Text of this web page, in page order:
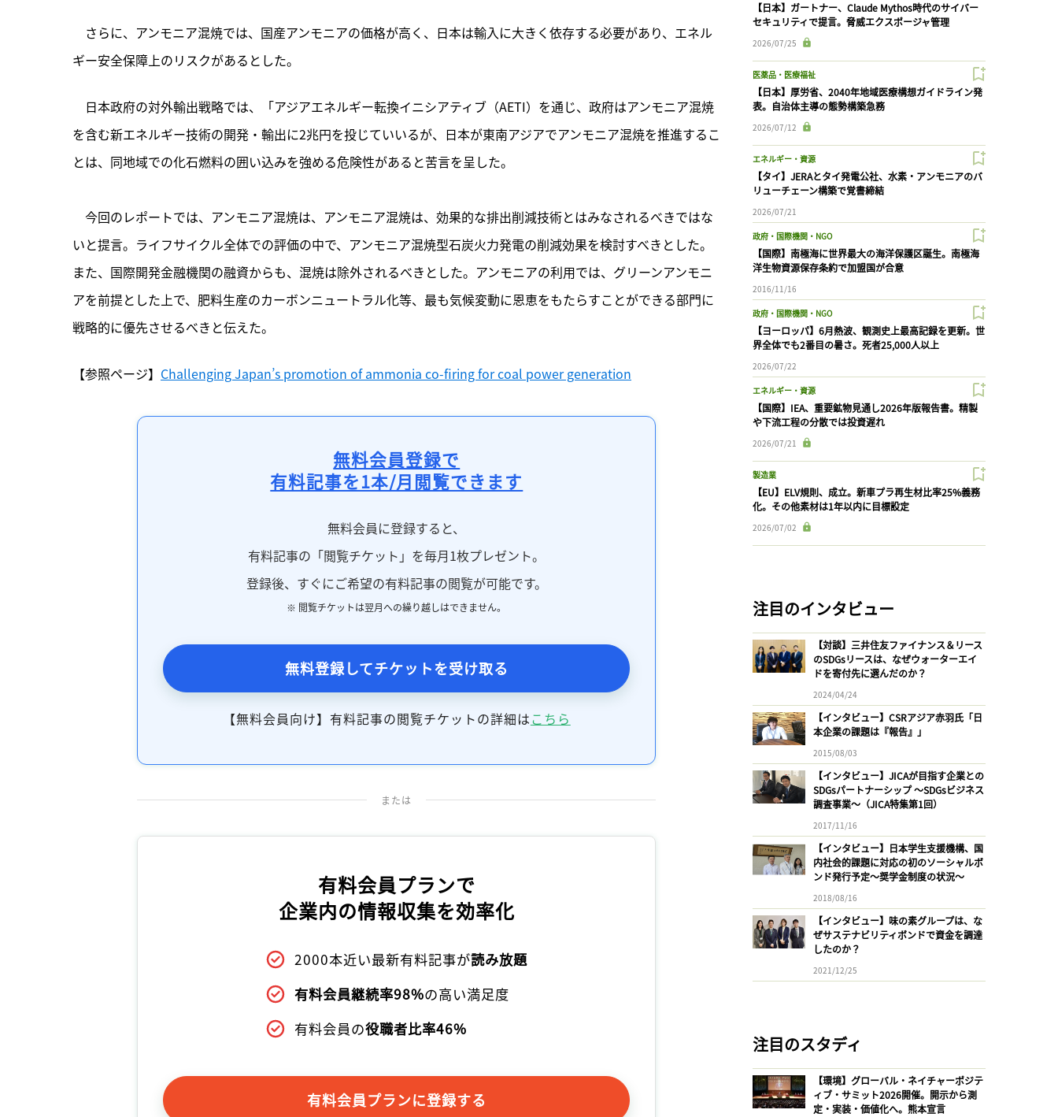
さらに、アンモニア混焼では、国産アンモニアの価格が高く、日本は輸入に大きく依存する必要があり、エネル
ギー安全保障上のリスクがあるとした。
日本政府の対外輸出戦略では、「アジアエネルギー転換イニシアティブ（AETI）を通じ、政府はアンモニア混焼
を含む新エネルギー技術の開発・輸出に2兆円を投じていいるが、日本が東南アジアでアンモニア混焼を推進するこ
とは、同地域での化石燃料の囲い込みを強める危険性があると苦言を呈した。
今回のレポートでは、アンモニア混焼は、アンモニア混焼は、効果的な排出削減技術とはみなされるべきではな
いと提言。ライフサイクル全体での評価の中で、アンモニア混焼型石炭火力発電の削減効果を検討すべきとした。
また、国際開発金融機関の融資からも、混焼は除外されるべきとした。アンモニアの利用では、グリーンアンモニ
アを前提とした上で、肥料生産のカーボンニュートラル化等、最も気候変動に恩恵をもたらすことができる部門に
戦略的に優先させるべきと伝えた。
【参照ページ】 Challenging Japan’s promotion of ammonia co-firing for coal power generation
無料会員登録で
有料記事を1本/月閲覧できます
無料会員に登録すると、
有料記事の「閲覧チケット」を毎月1枚プレゼント。
登録後、すぐにご希望の有料記事の閲覧が可能です。
※ 閲覧チケットは翌月への繰り越しはできません。
無料登録してチケットを受け取る
【無料会員向け】有料記事の閲覧チケットの詳細はこちら
または
有料会員プランで
企業内の情報収集を効率化
2000本近い最新有料記事が読み放題
有料会員継続率98%の高い満足度
有料会員の役職者比率46%
有料会員プランに登録する
【日本】ガートナー、Claude Mythos時代のサイバー
セキュリティで提言。脅威エクスポージャ管理
2026/07/25
医薬品・医療福祉
【日本】厚労省、2040年地域医療構想ガイドライン発
表。自治体主導の態勢構築急務
2026/07/12
エネルギー・資源
【タイ】JERAとタイ発電公社、水素・アンモニアのバ
リューチェーン構築で覚書締結
2026/07/21
政府・国際機関・NGO
【国際】南極海に世界最大の海洋保護区誕生。南極海
洋生物資源保存条約で加盟国が合意
2016/11/16
政府・国際機関・NGO
【ヨーロッパ】6月熱波、観測史上最高記録を更新。世
界全体でも2番目の暑さ。死者25,000人以上
2026/07/22
エネルギー・資源
【国際】IEA、重要鉱物見通し2026年版報告書。精製
や下流工程の分散では投資遅れ
2026/07/21
製造業
【EU】ELV規則、成立。新車プラ再生材比率25%義務
化。その他素材は1年以内に目標設定
2026/07/02
注目のインタビュー
【対談】三井住友ファイナンス＆リース
のSDGsリースは、なぜウォーターエイ
ドを寄付先に選んだのか？
2024/04/24
【インタビュー】CSRアジア赤羽氏「日
本企業の課題は『報告』」
2015/08/03
【インタビュー】JICAが目指す企業との
SDGsパートナーシップ 〜SDGsビジネス
調査事業〜（JICA特集第1回）
2017/11/16
【インタビュー】日本学生支援機構、国
内社会的課題に対応の初のソーシャルボ
ンド発行予定〜奨学金制度の状況〜
2018/08/16
【インタビュー】味の素グループは、な
ぜサステナビリティボンドで資金を調達
したのか？
2021/12/25
注目のスタディ
【環境】グローバル・ネイチャーポジテ
ィブ・サミット2026開催。開示から測
定・実装・価値化へ。熊本宣言
記事をお気に入りに保存するには
ログインが必要です
ログイン 会員登録